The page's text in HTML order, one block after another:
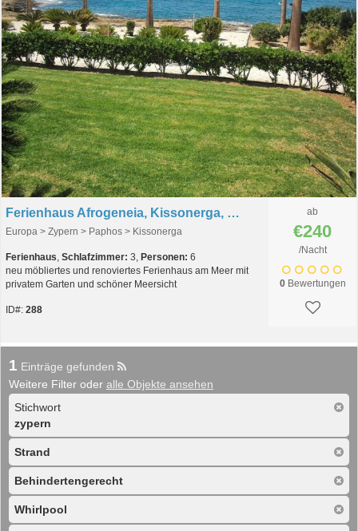
Ferienhaus Afrogeneia, Kissonerga, Paphos, Zypern
Europa > Zypern > Paphos > Kissonerga
Ferienhaus, Schlafzimmer: 3, Personen: 6
neu möbliertes und renoviertes Ferienhaus am Meer mit
privatem Garten und schöner Meersicht
ID#: 288
ab
€240
/Nacht
0Bewertungen
1 Einträge gefunden
Weitere Filter oder alle Objekte ansehen
Stichwort
zypern
Strand
Behindertengerecht
Whirlpool